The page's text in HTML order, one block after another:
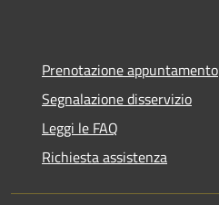
Prenotazione appuntamento
Segnalazione disservizio
Leggi le FAQ
Richiesta assistenza